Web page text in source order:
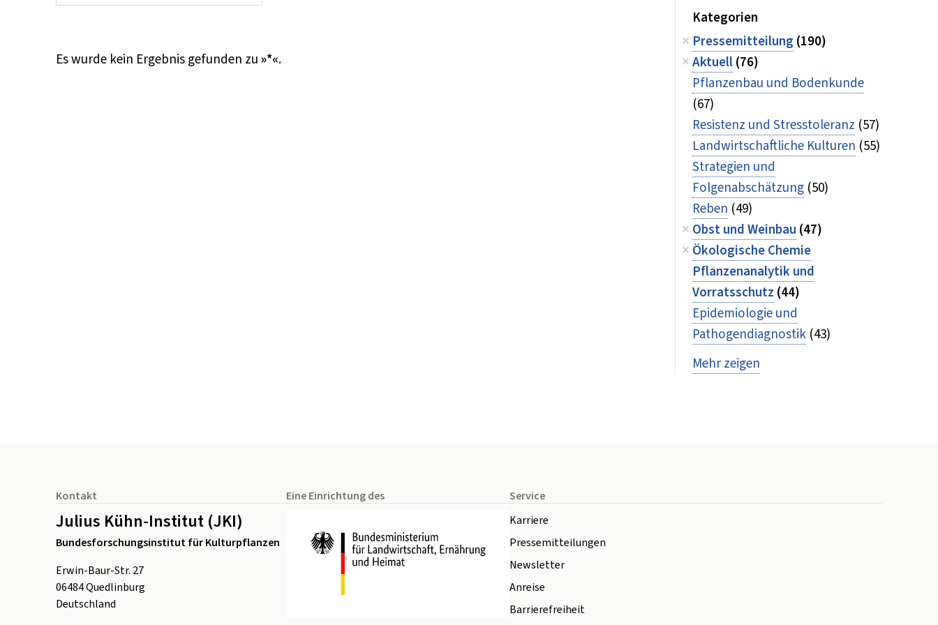
Es wurde kein Ergebnis gefunden zu»*«.
Kategorien
Pressemitteilung (190)
Aktuell(76)
Pflanzenbau und Bodenkunde
(67)
Resistenz und Stresstoleranz (57)
Landwirtschaftliche Kulturen (55)
Strategien und
Folgenabschätzung (50)
Reben (49)
Obst und Weinbau (47)
Ökologische Chemie
Pflanzenanalytik und
Vorratsschutz (44)
Epidemiologie und
Pathogendiagnostik (43)
Mehr zeigen
Kontakt
Julius Kühn-Institut (JKI)
Bundesforschungsinstitut für Kulturpflanzen
Erwin-Baur-Str. 27
06484Quedlinburg
Deutschland
Eine Einrichtung des
Service
Karriere
Pressemitteilungen
Newsletter
Anreise
Barrierefreiheit